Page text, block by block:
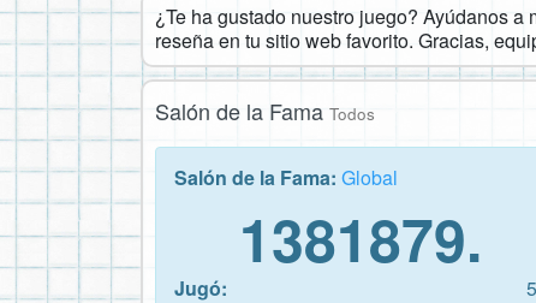
¿Te ha gustado nuestro juego? Ayúdanos
reseña en tu sitio web favorito. Gracias,
Salón de la Fama Todos
Salón de la Fama: Global
1381879.
Jugó: